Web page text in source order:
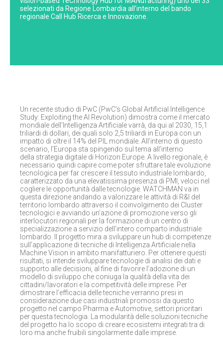
selezionati da Regione Lombardia all’interno del bando
regionale Call Hub Ricerca e Innovazione.
Un recente studio di PwC (PwC’s Global Artificial Intelligence
Study: Exploiting the AI Revolution) dimostra come il mercato
mondiale dell’Intelligenza Artificiale varrà, da qui al 2030, 15,1
triliardi di dollari, dei quali solo 2,5 triliardi in Europa con un
impatto di oltre il 14% del PIL mondiale. All’interno di questo
scenario, l’Europa sta spingendo sul tema all’interno
della strategia digitale di Horizon Europe. A livello regionale, è
necessario quindi capire come poter sfruttare tale evoluzione
tecnologica per far crescere il tessuto industriale lombardo,
caratterizzato da una elevatissima presenza di PMI, veloci nel
cogliere le opportunità dalle tecnologie. WATCHMAN va in
questa direzione andando a valorizzare le attività di R&I del
territorio lombardo attraverso il coinvolgimento dei Cluster
tecnologici e avviando un’azione di promozione verso gli
interlocutori regionali per la formazione di un centro di
specializzazione a servizio dell’intero comparto industriale
lombardo. Il progetto mira a sviluppare un hub di competenze
sull’applicazione di tecniche di Intelligenza Artificiale nella
Machine Vision in ambito manifatturiero. Per ottenere questi
risultati, si intende sviluppare tecnologie di analisi dei dati e
supporto alle decisioni, al fine di favorire l’adozione di un
modello di sviluppo che coniuga la qualità della vita dei
cittadini/lavoratori e la competitività delle imprese. Per
dimostrare l’efficacia delle tecniche verranno presi in
considerazione due casi industriali promossi da questo
progetto nel campo Pharma e Automotive, settori prioritari
per questa tecnologia. La modularità delle soluzioni tecniche
del progetto ha lo scopo di creare ecosistemi integrati tra di
loro ma anche fruibili singolarmente dalle imprese.